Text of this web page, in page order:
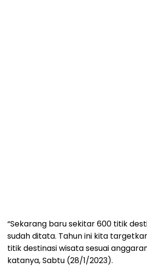
“Sekarang baru sekitar 600 titik
sudah ditata. Tahun ini kita
titik destinasi wisata sesuai
katanya, Sabtu (28/1/2023).